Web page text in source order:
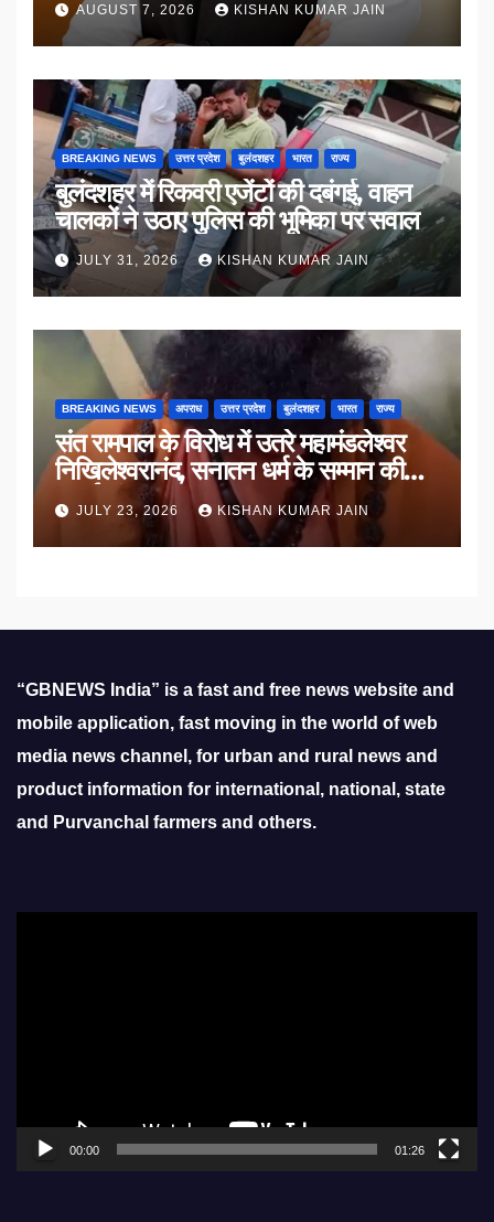
AUGUST 7, 2026 KISHAN KUMAR JAIN
BREAKING NEWS उत्तर प्रदेश बुलंदशहर भारत राज्य
बुलंदशहर में रिकवरी एजेंटों की दबंगई, वाहन
चालकों ने उठाए पुलिस की भूमिका पर सवाल
JULY 31, 2026 KISHAN KUMAR JAIN
BREAKING NEWS अपराध उत्तर प्रदेश बुलंदशहर भारत राज्य
संत रामपाल के विरोध में उतरे महामंडलेश्वर
निखिलेश्वरानंद, सनातन धर्म के सम्मान की
उठाई मांग
JULY 23, 2026 KISHAN KUMAR JAIN
“GBNEWS India” is a fast and free news website and
mobile application, fast moving in the world of web
media news channel, for urban and rural news and
product information for international, national, state
and Purvanchal farmers and others.
00:00 01:26